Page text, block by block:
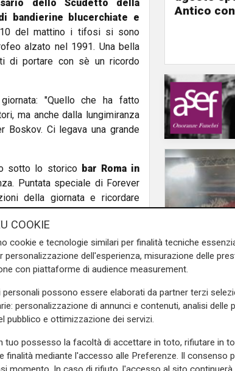
dello Scudetto della
bandierine blucerchiate e
del mattino i tifosi si sono
alzato nel 1991. Una bella
di portare con sè un ricordo
"Quello che ha fatto
ma anche dalla lungimiranza
Boskov. Ci legava una grande
sotto lo storico bar Roma in
Puntata speciale di Forever
della giornata e ricordare
Genova e del calcio.
sulla Liguria seguiteci sul
e suFacebook.
piazza de ferrari mancini
Antico
COOKIE
cookie e tecnologie similari per finalità tecniche
personalizzazione dell'esperienza, misurazione delle
con piattaforme di audience measurement.
personali possono essere elaborati da partner terzi
personalizzazione di annunci e contenuti, analisi delle
pubblico e ottimizzazione dei servizi.
tuo possesso la facoltà di accettare in toto, rifiutare in
finalità mediante l'accesso alle Preferenze. Il consenso